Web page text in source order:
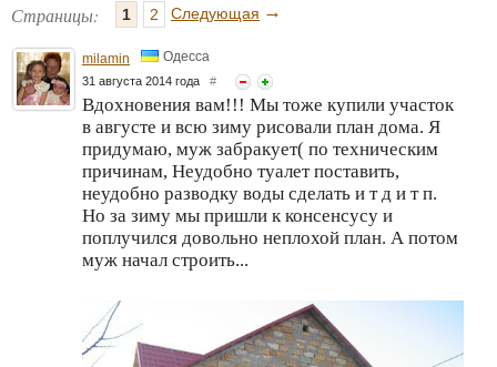
Страницы: 1 2 Следующая →
milamin Одесса
31 августа 2014 года #
Вдохновения вам!!! Мы тоже купили участок
в августе и всю зиму рисовали план дома. Я
придумаю, муж забракует( по техническим
причинам, Неудобно туалет поставить,
неудобно разводку воды сделать и т д и т п.
Но за зиму мы пришли к консенсусу и
поплучился довольно неплохой план. А потом
муж начал строить...